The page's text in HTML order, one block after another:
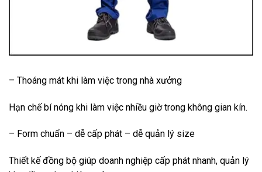
– Thoáng mát khi làm việc trong nhà xưởng
Hạn chế bí nóng khi làm việc nhiều giờ trong không gian kín.
– Form chuẩn – dễ cấp phát – dễ quản lý size
Thiết kế đồng bộ giúp doanh nghiệp cấp phát nhanh, quản lý